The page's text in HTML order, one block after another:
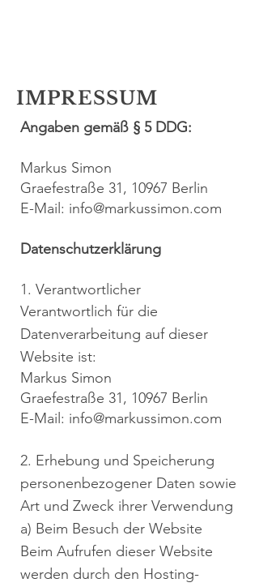
IMPRESSUM
Angaben gemäß § 5 DDG:
Markus Simon
Graefestraße 31, 10967 Berlin
E-Mail: info@markussimon.com
Datenschutzerklärung
1. Verantwortlicher
Verantwortlich für die
Datenverarbeitung auf dieser
Website ist:
Markus Simon
Graefestraße 31, 10967 Berlin
E-Mail: info@markussimon.com
2. Erhebung und Speicherung
personenbezogener Daten sowie
Art und Zweck ihrer Verwendung
a) Beim Besuch der Website
Beim Aufrufen dieser Website
werden durch den Hosting-